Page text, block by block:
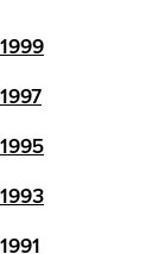
1999
1997
1995
1993
1991